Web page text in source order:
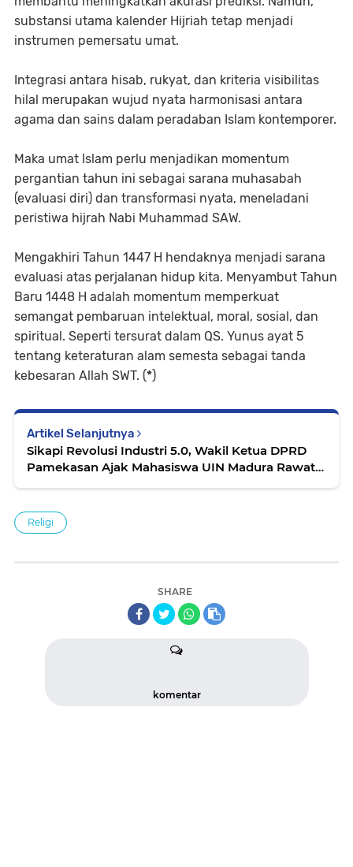
substansi utama kalender Hijriah tetap menjadi
instrumen pemersatu umat.
Integrasi antara hisab, rukyat, dan kriteria visibilitas
hilal merupakan wujud nyata harmonisasi antara
agama dan sains dalam peradaban Islam kontemporer.
Maka umat Islam perlu menjadikan momentum
pergantian tahun ini sebagai sarana muhasabah
(evaluasi diri) dan transformasi nyata, meneladani
peristiwa hijrah Nabi Muhammad SAW.
Mengakhiri Tahun 1447 H hendaknya menjadi sarana
evaluasi atas perjalanan hidup kita. Menyambut Tahun
Baru 1448 H adalah momentum memperkuat
semangat pembaruan intelektual, moral, sosial, dan
spiritual. Seperti tersurat dalam QS. Yunus ayat 5
tentang keteraturan alam semesta sebagai tanda
kebesaran Allah SWT. (*)
Artikel Selanjutnya
Sikapi Revolusi Industri 5.0, Wakil Ketua DPRD
Pamekasan Ajak Mahasiswa UIN Madura Rawat
Religi
SHARE
komentar